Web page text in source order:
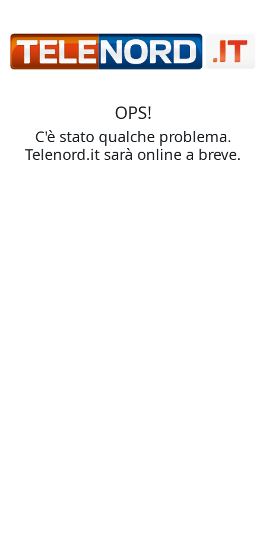
OPS!
C'è stato qualche problema.
Telenord.it sarà online a breve.